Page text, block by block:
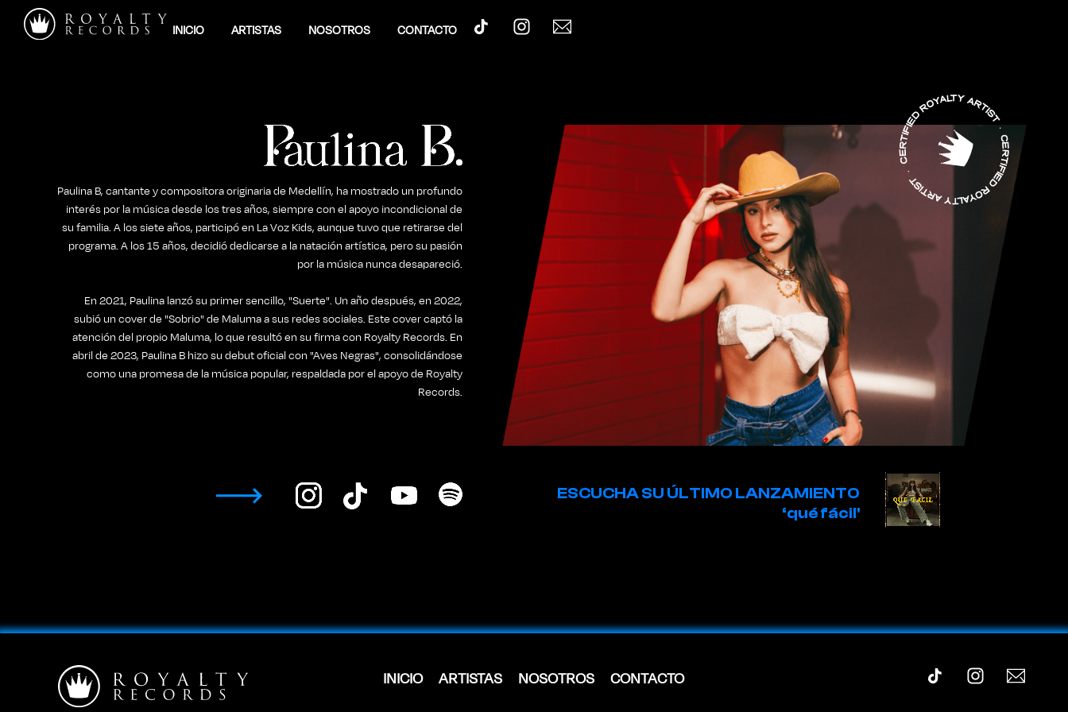
INICIO ARTISTAS NOSOTROS CONTACTO
Paulina B, cantante y compositora originaria de Medellín, ha mostrado un profundo
interés por la música desde los tres años, siempre con el apoyo incondicional de
su familia. A los siete años, participó en La Voz Kids, aunque tuvo que retirarse del
programa. A los 15 años, decidió dedicarse a la natación artística, pero su pasión
por la música nunca desapareció.
En 2021, Paulina lanzó su primer sencillo, "Suerte". Un año después, en 2022,
subió un cover de "Sobrio" de Maluma a sus redes sociales. Este cover captó la
atención del propio Maluma, lo que resultó en su firma con Royalty Records. En
abril de 2023, Paulina B hizo su debut oficial con "Aves Negras", consolidándose
como una promesa de la música popular, respaldada por el apoyo de Royalty
Records.
ESCUCHA SU ÚLTIMO LANZAMIENTO
‘qué fácil'
INICIO ARTISTAS NOSOTROS CONTACTO